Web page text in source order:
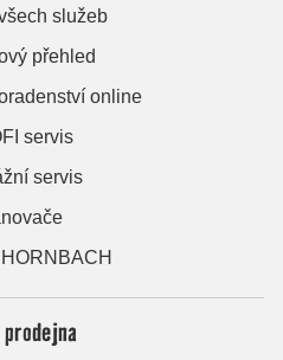
služeb
přehled
online
servis
servis